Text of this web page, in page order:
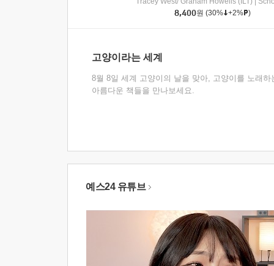
8,400원 (30% +2% )
고양이라는 세계
8월 8일 세계 고양이의 날을 맞아, 고양이를 노래하
아름다운 책들을 만나보세요.
예스24 유튜브